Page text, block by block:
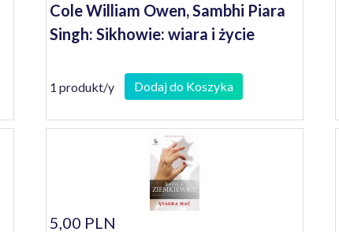
Cole William Owen, Sambhi Piara
Singh: Sikhowie: wiara i życie
1 produkt/y Dodaj do Koszyka
5,00 PLN